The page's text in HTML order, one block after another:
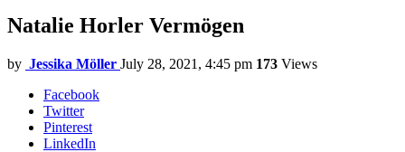
Natalie Horler Vermögen
by Jessika Möller July 28, 2021, 4:45 pm 173 Views
Facebook
Twitter
Pinterest
LinkedIn